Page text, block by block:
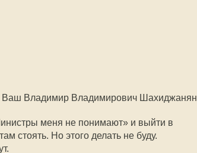
Ваш Владимир Владимирович Шахиджанян
меня не понимают» и выйти в
стоять. Но этого делать не буду.